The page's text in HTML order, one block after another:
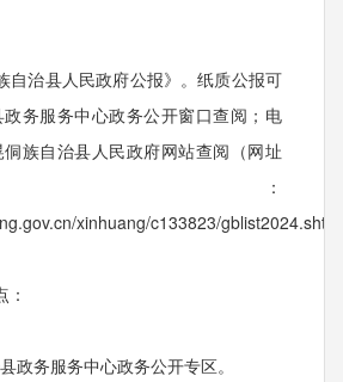
自治县人民政府公报》。纸质公报可
务服务中心政务公开窗口查阅；电
族自治县人民政府网站查阅（网址
：
xinhuang/c133823/
政务服务中心政务公开专区。